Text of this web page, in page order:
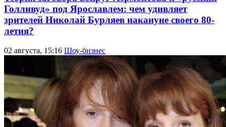
Голливуд» под Ярославлем: чем удивляет
зрителей Николай Бурляев накануне своего 80-
летия?
02 августа, 15:16 Шоу-бизнес